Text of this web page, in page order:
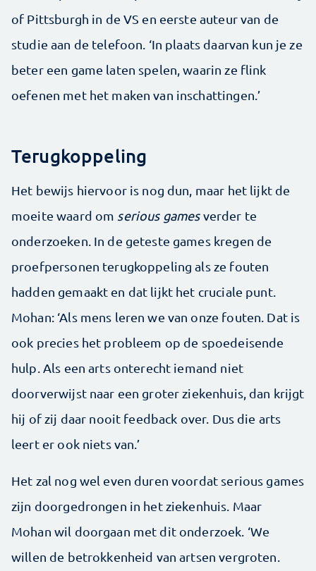
of Pittsburgh in de VS en eerste auteur van de
studie aan de telefoon. ‘In plaats daarvan kun je ze
beter een game laten spelen, waarin ze flink
oefenen met het maken van inschattingen.’
Terugkoppeling
Het bewijs hiervoor is nog dun, maar het lijkt de
moeite waard om serious gamesverder te
onderzoeken. In de geteste games kregen de
proefpersonen terugkoppeling als ze fouten
hadden gemaakt en dat lijkt het cruciale punt.
Mohan: ‘Als mens leren we van onze fouten. Dat is
ook precies het probleem op de spoedeisende
hulp. Als een arts onterecht iemand niet
doorverwijst naar een groter ziekenhuis, dan krijgt
hij of zij daar nooit feedback over. Dus die arts
leert er ook niets van.’
Het zal nog wel even duren voordat serious games
zijn doorgedrongen in het ziekenhuis. Maar
Mohan wil doorgaan met dit onderzoek. ‘We
willen de betrokkenheid van artsen vergroten.